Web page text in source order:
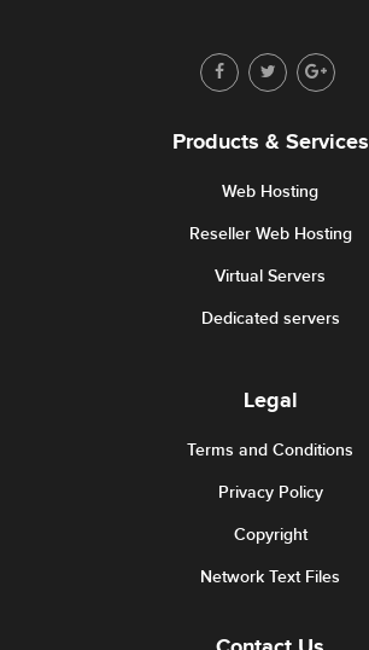
Products & Services
Web Hosting
Reseller Web Hosting
Virtual Servers
Dedicated servers
Legal
Terms and Conditions
Privacy Policy
Copyright
Network Text Files